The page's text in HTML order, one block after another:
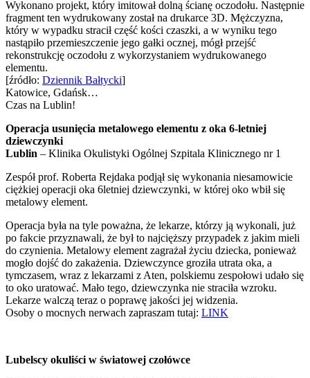
Wykonano projekt, który imitował dolną ścianę oczodołu. Następnie
fragment ten wydrukowany został na drukarce 3D. Mężczyzna,
który w wypadku stracił część kości czaszki, a w wyniku tego
nastąpiło przemieszczenie jego gałki ocznej, mógł przejść
rekonstrukcję oczodołu z wykorzystaniem wydrukowanego
elementu.
[źródło: Dziennik Bałtycki]
Katowice, Gdańsk…
Czas na Lublin!
Operacja usunięcia metalowego elementu z oka 6-letniej
dziewczynki
Lublin – Klinika Okulistyki Ogólnej Szpitala Klinicznego nr 1
Zespół prof. Roberta Rejdaka podjął się wykonania niesamowicie
ciężkiej operacji oka 6letniej dziewczynki, w której oko wbił się
metalowy element.
Operacja była na tyle poważna, że lekarze, którzy ją wykonali, już
po fakcie przyznawali, że był to najcięższy przypadek z jakim mieli
do czynienia. Metalowy element zagrażał życiu dziecka, ponieważ
mogło dojść do zakażenia. Dziewczynce groziła utrata oka, a
tymczasem, wraz z lekarzami z Aten, polskiemu zespołowi udało się
to oko uratować. Mało tego, dziewczynka nie straciła wzroku.
Lekarze walczą teraz o poprawę jakości jej widzenia.
Osoby o mocnych nerwach zapraszam tutaj: LINK
Lubelscy okuliści w światowej czołówce